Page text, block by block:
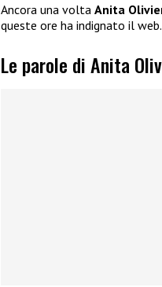
Ancora una volta Anita
queste ore ha indignato il web.
Le parole di Anita